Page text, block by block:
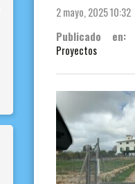
2 mayo, 2025 10:32
Publicado en:
Proyectos